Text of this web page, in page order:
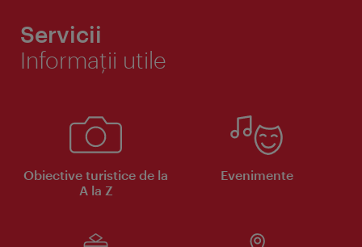
Servicii
Informaţii utile
Obiective turistice de la
A la Z
Evenimente